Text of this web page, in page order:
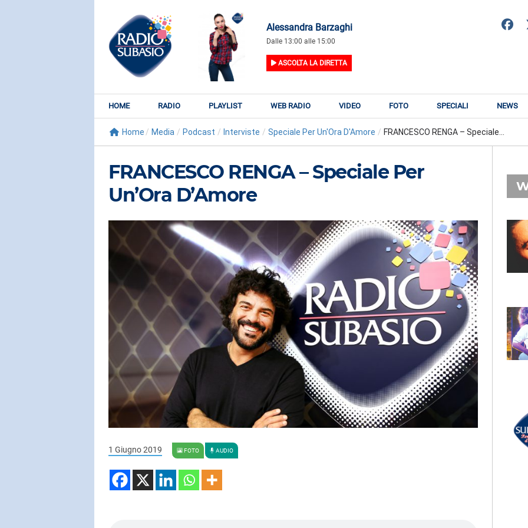
Alessandra Barzaghi
Dalle 13:00 alle 15:00
ASCOLTA LA DIRETTA
HOME RADIO PLAYLIST WEB RADIO VIDEO FOTO SPECIALI NEWS
Home / Media / Podcast / Interviste / Speciale Per Un'Ora D'Amore / FRANCESCO RENGA – Speciale...
FRANCESCO RENGA – Speciale Per
Un’Ora D’Amore
1 Giugno 2019 FOTO AUDIO
RADIO SUBY
KATY PERRY
Watch It Burn
SUBASIO COLLECTION
ERIC CARMEN
I Wanna Hear It From Your
Lips
SUBASIO PER UN'ORA D'AMORE
Subasio Per Un'Ora
Ogni canzone,
un'emozione
RADIO SUBASIO
RADIO SUBASIO
Suoni Emozioni e Sogni
RADIO SUBASIO +
THE BAUSA
Magnetic
RADIO SUBASIO DISCO CLUB
MERK & KREMONT,
SERENA BRANCALE,